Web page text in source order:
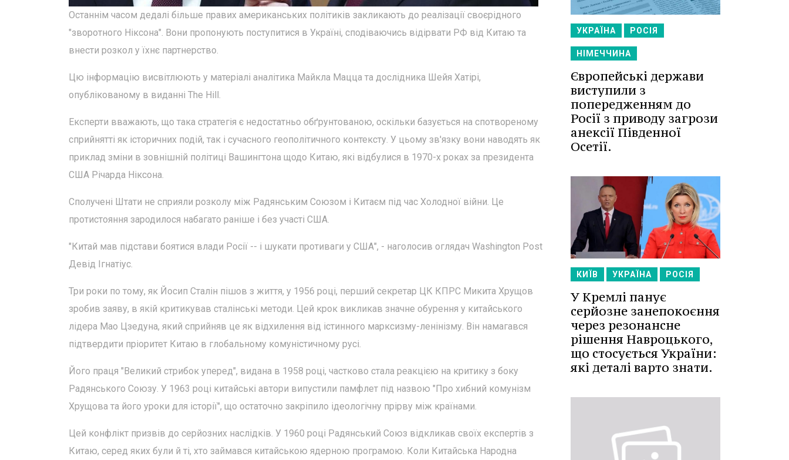
Останнім часом дедалі більше правих американських політиків закликають до реалізації своєрідного
"зворотного Ніксона". Вони пропонують поступитися в Україні, сподіваючись відірвати РФ від Китаю та
внести розкол у їхнє партнерство.
Цю інформацію висвітлюють у матеріалі аналітика Майкла Мацца та дослідника Шейя Хатірі,
опублікованому в виданні The Hill.
Експерти вважають, що така стратегія є недостатньо обґрунтованою, оскільки базується на спотвореному
сприйнятті як історичних подій, так і сучасного геополітичного контексту. У цьому зв'язку вони наводять як
приклад зміни в зовнішній політиці Вашингтона щодо Китаю, які відбулися в 1970-х роках за президента
США Річарда Ніксона.
Сполучені Штати не сприяли розколу між Радянським Союзом і Китаєм під час Холодної війни. Це
протистояння зародилося набагато раніше і без участі США.
"Китай мав підстави боятися влади Росії -- і шукати противаги у США", - наголосив оглядач Washington Post
Девід Ігнатіус.
Три роки по тому, як Йосип Сталін пішов з життя, у 1956 році, перший секретар ЦК КПРС Микита Хрущов
зробив заяву, в якій критикував сталінські методи. Цей крок викликав значне обурення у китайського
лідера Мао Цзедуна, який сприйняв це як відхилення від істинного марксизму-ленінізму. Він намагався
підтвердити пріоритет Китаю в глобальному комуністичному русі.
Його праця "Великий стрибок уперед", видана в 1958 році, частково стала реакцією на критику з боку
Радянського Союзу. У 1963 році китайські автори випустили памфлет під назвою "Про хибний комунізм
Хрущова та його уроки для історії", що остаточно закріпило ідеологічну прірву між країнами.
Цей конфлікт призвів до серйозних наслідків. У 1960 році Радянський Союз відкликав своїх експертів з
Китаю, серед яких були й ті, хто займався китайською ядерною програмою. Коли Китайська Народна
УКРАЇНА РОСІЯ
НІМЕЧЧИНА
Європейські держави
виступили з
попередженням до
Росії з приводу загрози
анексії Південної
Осетії.
КИЇВ УКРАЇНА РОСІЯ
У Кремлі панує
серйозне занепокоєння
через резонансне
рішення Навроцького,
що стосується України:
які деталі варто знати.